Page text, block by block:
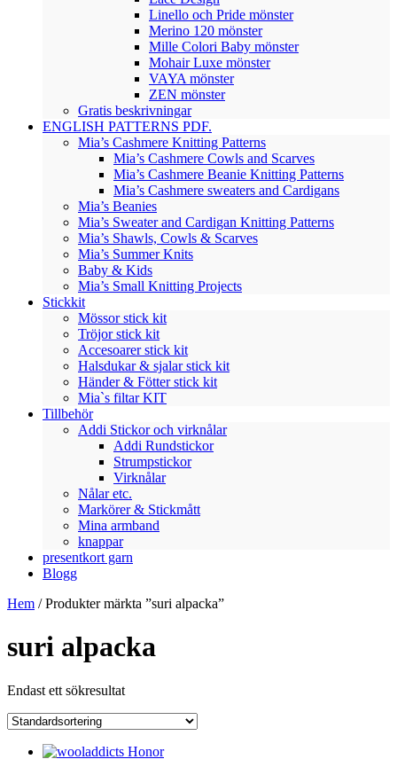
Linello och Pride mönster
Merino 120 mönster
Mille Colori Baby mönster
Mohair Luxe mönster
VAYA mönster
ZEN mönster
Gratis beskrivningar
ENGLISH PATTERNS PDF.
Mia’s Cashmere Knitting Patterns
Mia’s Cashmere Cowls and Scarves
Mia’s Cashmere Beanie Knitting Patterns
Mia’s Cashmere sweaters and Cardigans
Mia’s Beanies
Mia’s Sweater and Cardigan Knitting Patterns
Mia’s Shawls, Cowls & Scarves
Mia’s Summer Knits
Baby & Kids
Mia’s Small Knitting Projects
Stickkit
Mössor stick kit
Tröjor stick kit
Accesoarer stick kit
Halsdukar & sjalar stick kit
Händer & Fötter stick kit
Mia`s filtar KIT
Tillbehör
Addi Stickor och virknålar
Addi Rundstickor
Strumpstickor
Virknålar
Nålar etc.
Markörer & Stickmått
Mina armband
knappar
presentkort garn
Blogg
Hem / Produkter märkta ”suri alpacka”
suri alpacka
Endast ett sökresultat